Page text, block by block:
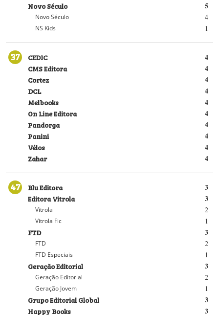
5
Novo Século
4
Novo Século
1
NS Kids
37 4
CEDIC
4
CMS Editora
4
Cortez
4
DCL
4
Melbooks
4
On Line Editora
4
Pandorga
4
Panini
4
Vélos
4
Zahar
47 3
Blu Editora
3
Editora Vitrola
2
Vitrola
1
Vitrola Fic
3
FTD
2
FTD
1
FTD Especiais
3
Geração Editorial
2
Geração Editorial
1
Geração Jovem
3
Grupo Editorial Global
3
Happy Books